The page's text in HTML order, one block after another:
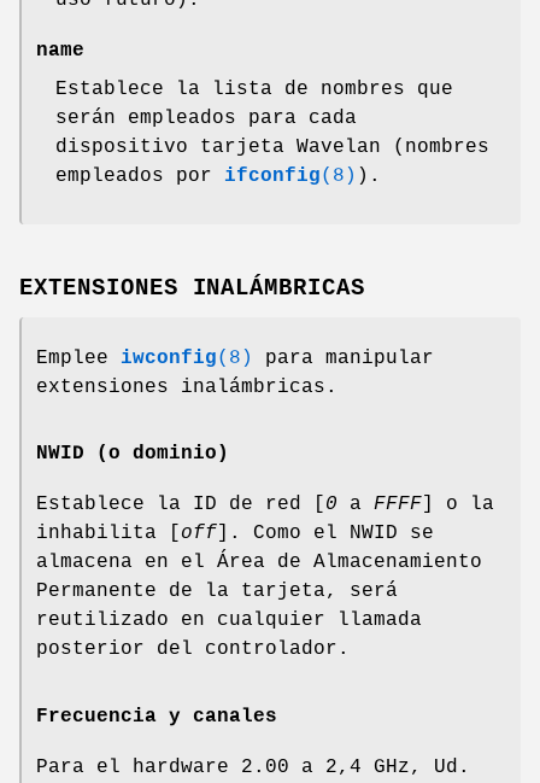
name
Establece la lista de nombres que
serán empleados para cada
dispositivo tarjeta Wavelan (nombres
empleados por ifconfig(8) ).
EXTENSIONES INALÁMBRICAS
Emplee iwconfig(8)
para manipular
extensiones inalámbricas.
NWID (o dominio)
Establece la ID de red [ 0 a FFFF ] o la
inhabilita [ off ]. Como el NWID se
almacena en el Área de Almacenamiento
Permanente de la tarjeta, será
reutilizado en cualquier llamada
posterior del controlador.
Frecuencia y canales
Para el hardware 2.00 a 2,4 GHz, Ud.